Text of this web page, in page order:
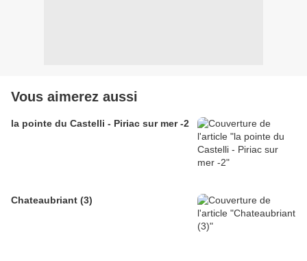
Vous aimerez aussi
la pointe du Castelli - Piriac sur mer -2
Chateaubriant (3)